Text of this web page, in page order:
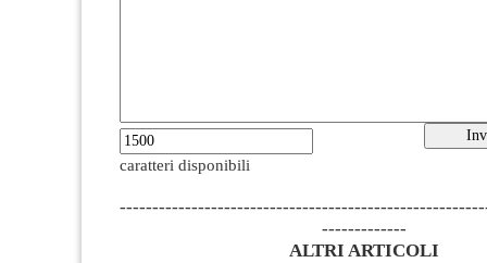
caratteri disponibili
-------------
ALTRI ARTICOLI